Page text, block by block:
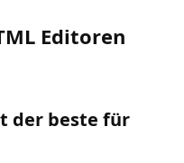
Editoren
der beste für